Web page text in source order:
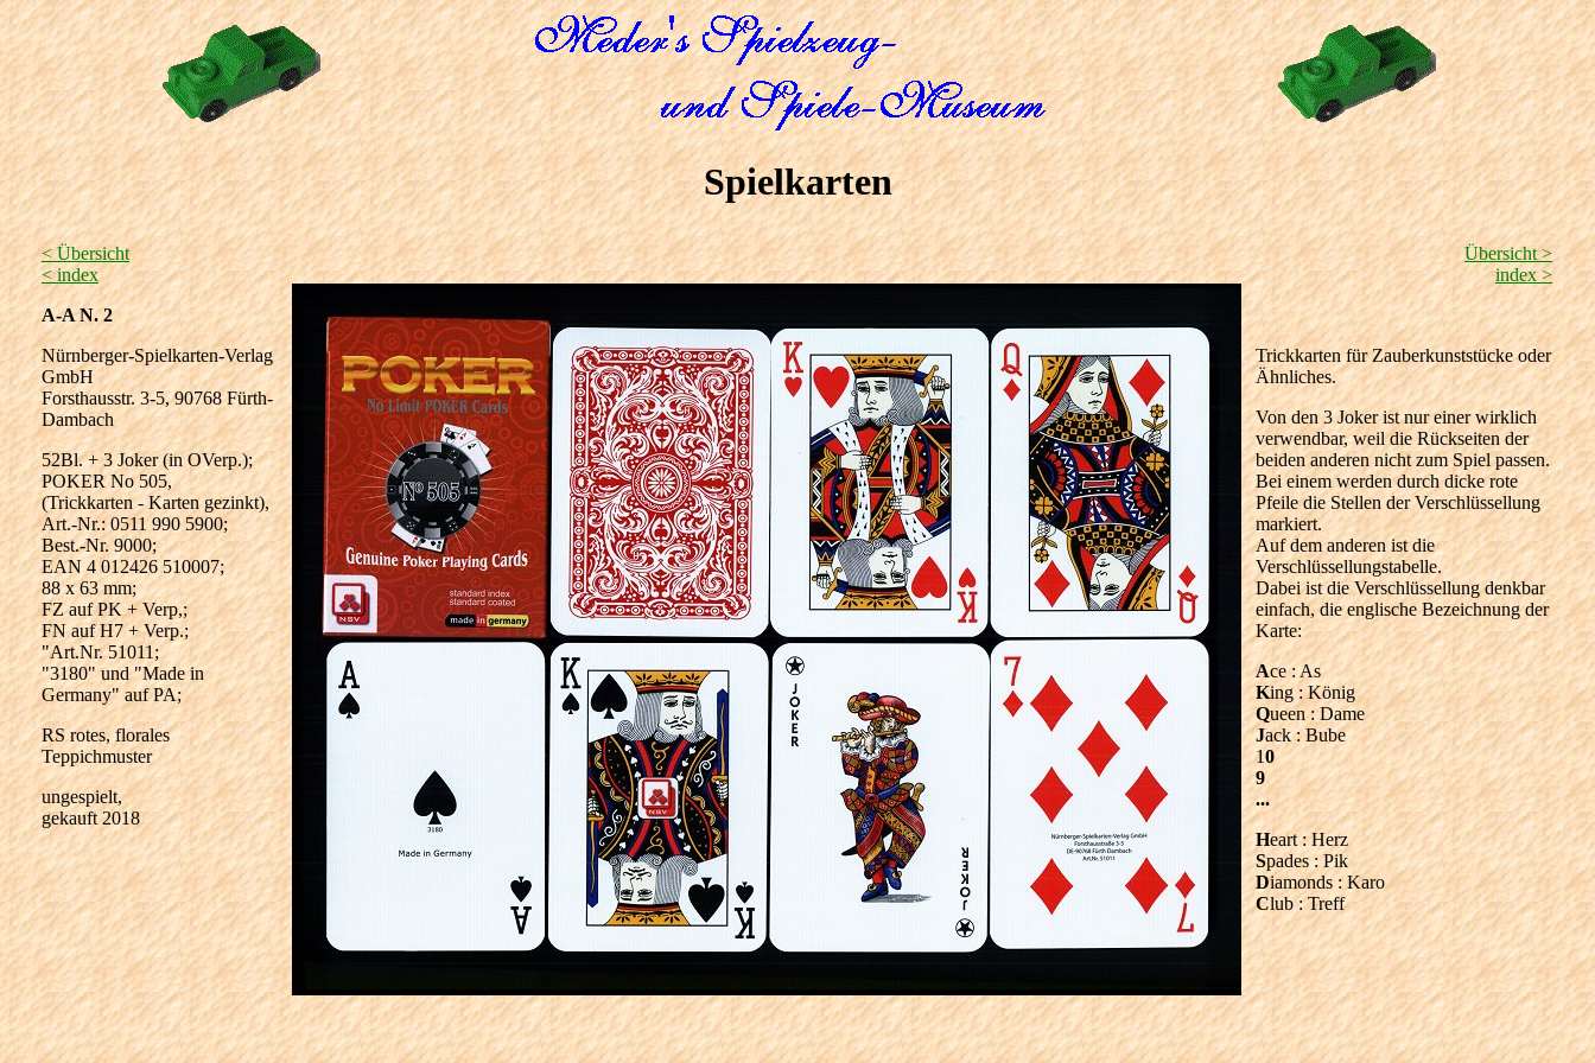
Spielkarten
< Übersicht
< index
A-A N. 2
Nürnberger-Spielkarten-Verlag
GmbH
Forsthausstr. 3-5, 90768 Fürth-
Dambach
52Bl. + 3 Joker (in OVerp.);
POKER No 505,
(Trickkarten - Karten gezinkt),
Art.-Nr.: 0511 990 5900;
Best.-Nr. 9000;
EAN 4 012426 510007;
88 x 63 mm;
FZ auf PK + Verp,;
FN auf H7 + Verp.;
"Art.Nr. 51011;
"3180" und "Made in
Germany" auf PA;
RS rotes, florales
Teppichmuster
ungespielt,
gekauft 2018
Übersicht >
index >
Trickkarten für Zauberkunststücke oder
Ähnliches.
Von den 3 Joker ist nur einer wirklich
verwendbar, weil die Rückseiten der
beiden anderen nicht zum Spiel passen.
Bei einem werden durch dicke rote
Pfeile die Stellen der Verschlüssellung
markiert.
Auf dem anderen ist die
Verschlüssellungstabelle.
Dabei ist die Verschlüssellung denkbar
einfach, die englische Bezeichnung der
Karte:
Ace : As
King : König
Queen : Dame
Jack : Bube
10
9
...
Heart : Herz
Spades : Pik
Diamonds : Karo
Club : Treff